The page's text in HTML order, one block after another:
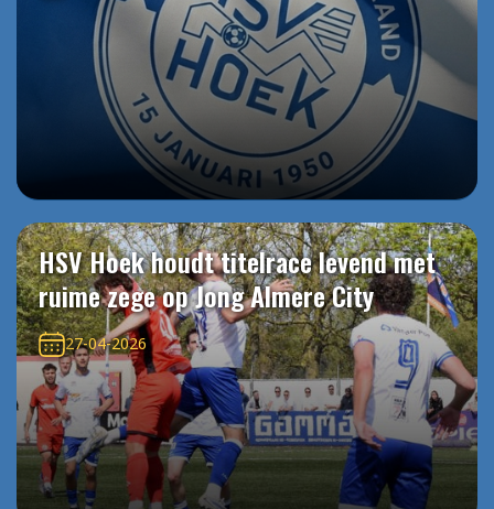
HSV Hoek houdt titelrace levend met
ruime zege op Jong Almere City
27-04-2026